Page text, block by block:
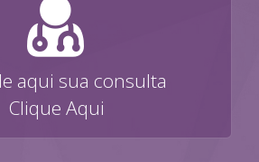
aqui sua consulta
Clique Aqui